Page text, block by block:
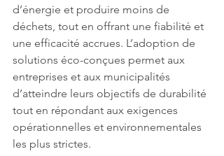
d’énergie et produire moins de
déchets, tout en offrant une fiabilité et
une efficacité accrues. L’adoption de
solutions éco-conçues permet aux
entreprises et aux municipalités
d’atteindre leurs objectifs de durabilité
tout en répondant aux exigences
opérationnelles et environnementales
les plus strictes.